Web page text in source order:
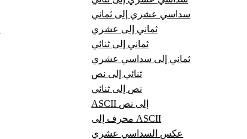
سداسي عشري إلى ثماني
ثماني إلى عشري
ثماني إلى ثنائي
ثماني إلى سداسي عشري
ثنائي إلى نص
نص إلى ثنائي
ASCII إلى نص
محرف إلى ASCII
عكس السداسي عشري